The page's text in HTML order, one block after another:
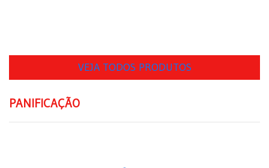
VEJA TODOS PRODUTOS
PANIFICAÇÃO